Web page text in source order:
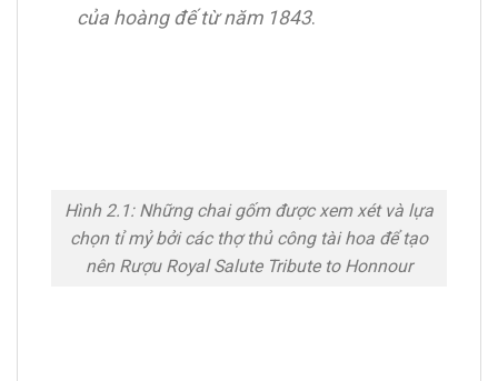
của hoàng đế từ năm 1843.
Hình 2.1: Những chai gốm được xem xét và lựa
chọn tỉ mỷ bởi các thợ thủ công tài hoa để tạo
nên Rượu Royal Salute Tribute to Honnour